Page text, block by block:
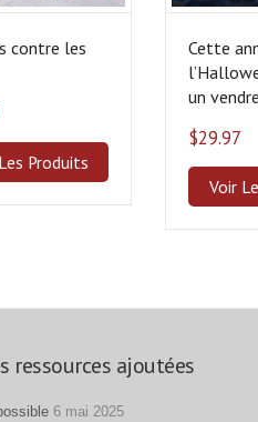
contre les
Produits
Cette
un
$29.97
Voir
ressources ajoutées
6 mai 2025